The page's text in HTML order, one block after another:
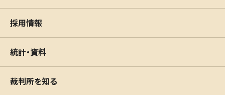
採用情報
統計・資料
裁判所を知る